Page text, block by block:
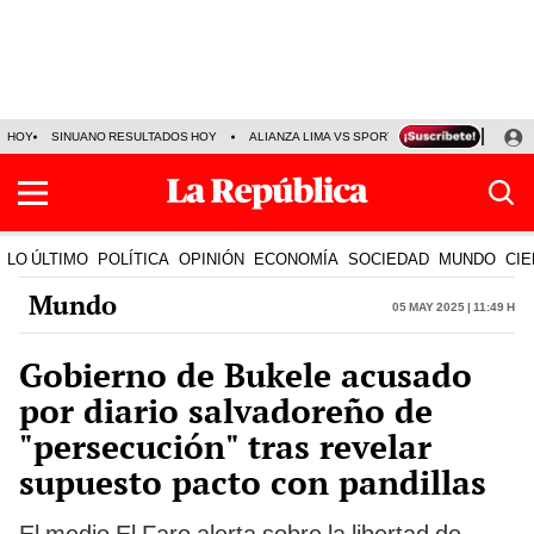
HOY SINUANO RESULTADOS HOY ALIANZA LIMA VS SPORT BOYS JORGE
LO ÚLTIMO POLÍTICA OPINIÓN ECONOMÍA SOCIEDAD MUNDO
Mundo 05 May 2025 | 11:49 h
Gobierno de Bukele acusado
por diario salvadoreño de
"persecución" tras revelar
supuesto pacto con pandillas